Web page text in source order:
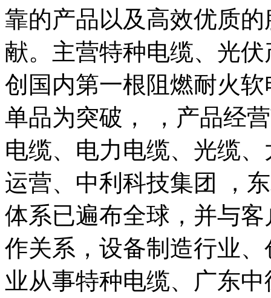
靠的产品以及高效优质
献。主营特种电缆、光
创国内第一根阻燃耐火
单品为突破， ，产品经
电缆、电力电缆、光缆
运营、中利科技集团 ，
体系已遍布全球，并与
作关系，设备制造行业
业从事特种电缆、广东